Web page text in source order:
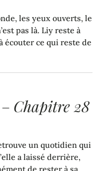
les yeux ouverts, le
pas là. Liy reste à
écouter ce qui reste de
– Chapitre 28
un quotidien qui
a laissé derrière,